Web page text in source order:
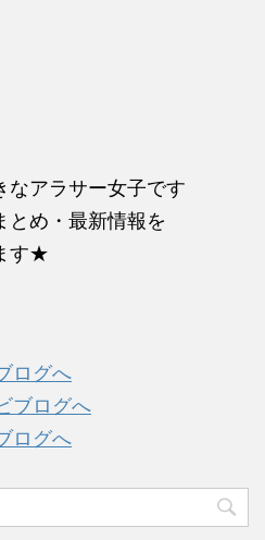
なアラサー女子です
とめ・最新情報を
す★